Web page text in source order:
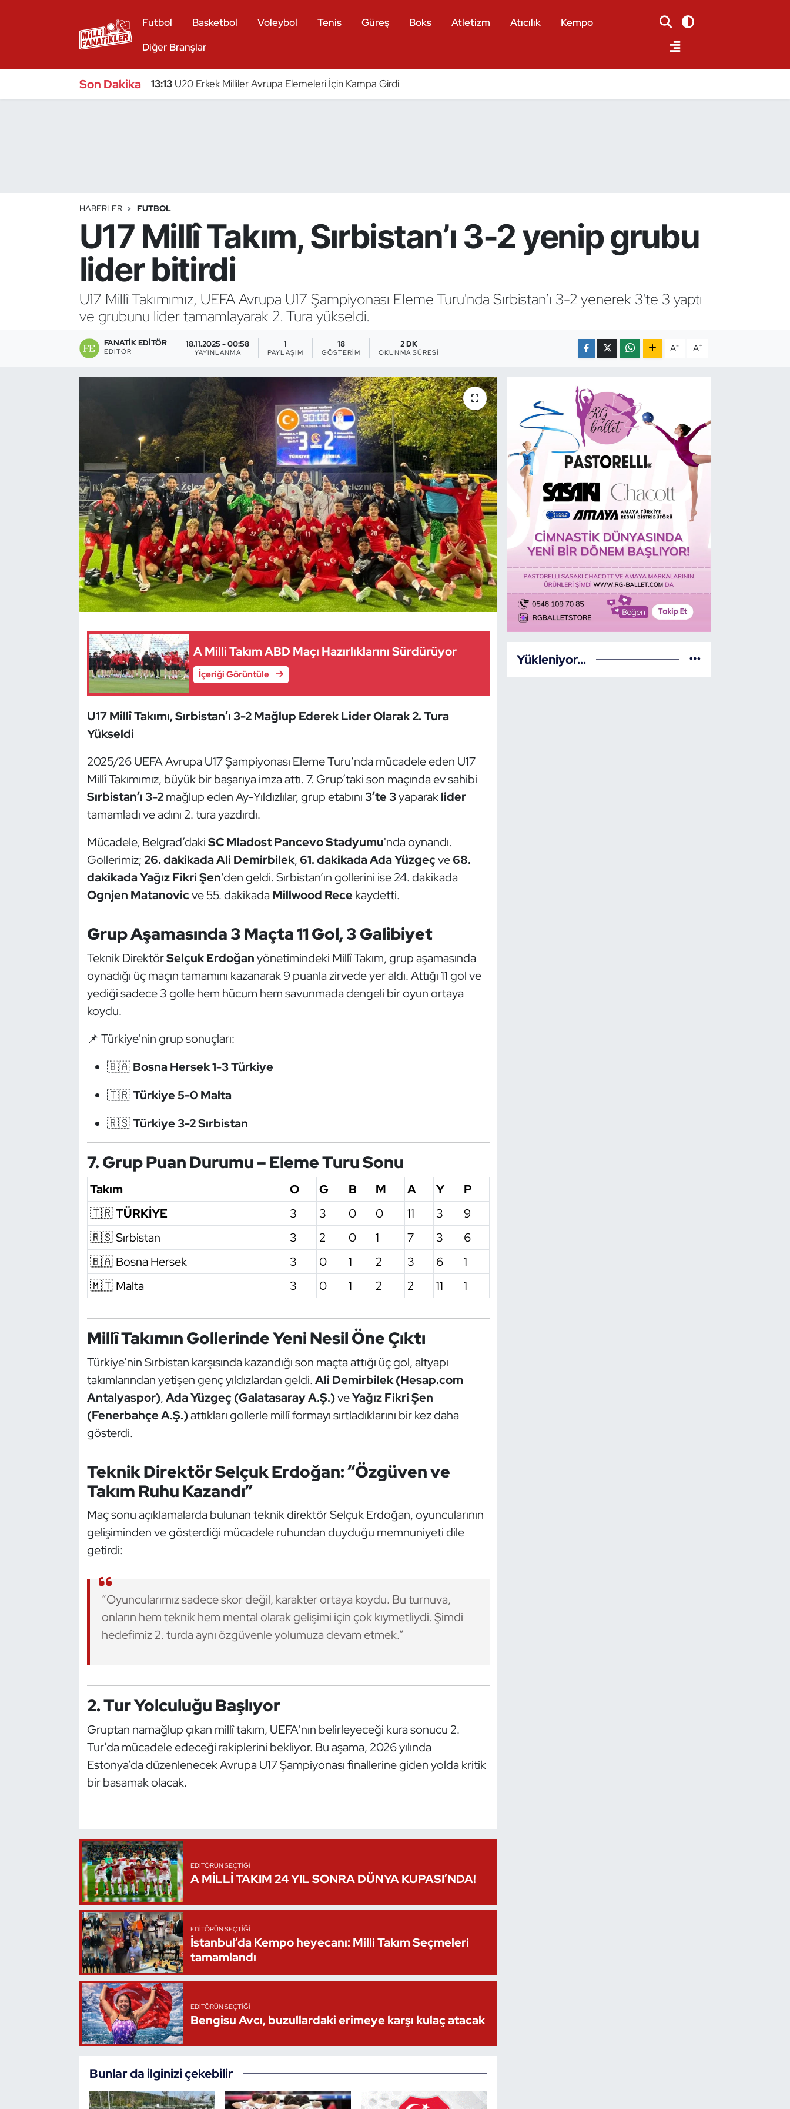
Futbol Basketbol Voleybol Tenis Güreş Boks Atletizm Atıcılık
Kempo
Diğer Branşlar
Son Dakika 13:13 U20 Erkek Milliler Avrupa Elemeleri İçin Kampa Girdi
HABERLER FUTBOL
U17 Millî Takım, Sırbistan’ı 3-2 yenip grubu
lider bitirdi
U17 Millî Takımımız, UEFA Avrupa U17 Şampiyonası Eleme Turu'nda Sırbistan’ı 3-2 yenerek 3'te 3 yaptı
ve grubunu lider tamamlayarak 2. Tura yükseldi.
FANATIK EDITÖR
EDITÖR
18.11.2025 - 00:58
YAYINLANMA
1
PAYLAŞIM
18
GÖSTERIM
2 DK
OKUNMA SÜRESI A- A+
A Milli Takım ABD Maçı Hazırlıklarını Sürdürüyor
İçeriği Görüntüle
U17 Millî Takımı, Sırbistan’ı 3-2 Mağlup Ederek Lider Olarak 2. Tura
Yükseldi
2025/26 UEFA Avrupa U17 Şampiyonası Eleme Turu’nda mücadele eden U17
Millî Takımımız, büyük bir başarıya imza attı. 7. Grup’taki son maçında ev sahibi
Sırbistan’ı 3-2mağlup eden Ay-Yıldızlılar, grup etabını 3’te 3yaparaklider
tamamladı ve adını 2. tura yazdırdı.
Mücadele, Belgrad’dakiSC Mladost Pancevo Stadyumu'nda oynandı.
Gollerimiz; 26. dakikada Ali Demirbilek,61. dakikada Ada Yüzgeçve68.
dakikada Yağız Fikri Şen’den geldi. Sırbistan’ın gollerini ise 24. dakikada
Ognjen Matanovicve 55. dakikada Millwood Rece kaydetti.
Grup Aşamasında 3 Maçta 11 Gol, 3 Galibiyet
Teknik DirektörSelçuk Erdoğanyönetimindeki Millî Takım, grup aşamasında
oynadığı üç maçın tamamını kazanarak 9 puanla zirvede yer aldı. Attığı 11 gol ve
yediği sadece 3 golle hem hücum hem savunmada dengeli bir oyun ortaya
koydu.
📌 Türkiye'nin grup sonuçları:
🇧🇦Bosna Hersek 1-3 Türkiye
🇹🇷Türkiye 5-0 Malta
🇷🇸Türkiye 3-2 Sırbistan
7. Grup Puan Durumu – Eleme Turu Sonu
Takım O G B M A Y
P
🇹🇷TÜRKİYE 3 3 0 0 11 3
9
🇷🇸 Sırbistan
3 2 0 1 7 3
6
🇧🇦 Bosna Hersek
3 0 1 2 3 6
1
🇲🇹 Malta
3 0 1 2 2 11 1
Millî Takımın Gollerinde Yeni Nesil Öne Çıktı
Türkiye’nin Sırbistan karşısında kazandığı son maçta attığı üç gol, altyapı
takımlarından yetişen genç yıldızlardan geldi.Ali Demirbilek (Hesap.com
Antalyaspor),Ada Yüzgeç (Galatasaray A.Ş.)veYağız Fikri Şen
(Fenerbahçe A.Ş.)attıkları gollerle millî formayı sırtladıklarını bir kez daha
gösterdi.
Teknik Direktör Selçuk Erdoğan: “Özgüven ve
Takım Ruhu Kazandı”
Maç sonu açıklamalarda bulunan teknik direktör Selçuk Erdoğan, oyuncularının
gelişiminden ve gösterdiği mücadele ruhundan duyduğu memnuniyeti dile
getirdi:
“Oyuncularımız sadece skor değil, karakter ortaya koydu. Bu turnuva,
onların hem teknik hem mental olarak gelişimi için çok kıymetliydi. Şimdi
hedefimiz 2. turda aynı özgüvenle yolumuza devam etmek.”
2. Tur Yolculuğu Başlıyor
Gruptan namağlup çıkan millî takım, UEFA'nın belirleyeceği kura sonucu 2.
Tur’da mücadele edeceği rakiplerini bekliyor. Bu aşama, 2026 yılında
Estonya’da düzenlenecek Avrupa U17 Şampiyonası finallerine giden yolda kritik
bir basamak olacak.
EDITÖRÜN SEÇTIĞI
A MİLLİ TAKIM 24 YIL SONRA DÜNYA KUPASI’NDA!
EDITÖRÜN SEÇTIĞI
İstanbul’da Kempo heyecanı: Milli Takım Seçmeleri
tamamlandı
EDITÖRÜN SEÇTIĞI
Bengisu Avcı, buzullardaki erimeye karşı kulaç atacak
Bunlar da ilginizi çekebilir
Yükleniyor...
Bocce Bowling Dart
Buz Hokeyi
Dans Sporları
Dövüş Sanatı
Hava Sporları
İşitme Engelli Sporcular
Kano ve Rafting
Modern Pentatlon
Motor Sporları
Oryantiring
Özel Sporcular
Sualtı Sporları
Vücut Geliştirme Fitness